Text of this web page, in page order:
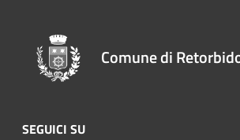
Comune di
SEGUICI SU